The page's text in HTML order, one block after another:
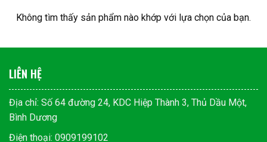
Không tìm thấy sản phẩm nào khớp với lựa chọn của bạn.
LIÊN HỆ
Địa chỉ: Số 64 đường 24, KDC Hiệp Thành 3, Thủ Dầu Một,
Bình Dương
Điện thoại: 0909199102